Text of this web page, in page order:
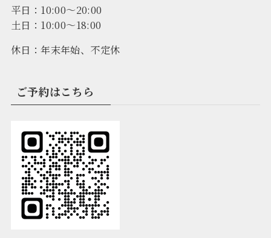
平日：10:00～20:00
土日：10:00～18:00
休日：年末年始、不定休
ご予約はこちら